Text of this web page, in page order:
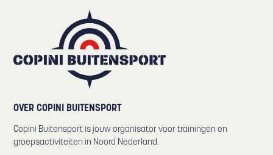
OVER COPINI BUITENSPORT
Copini Buitensport is jouw organisator voor trainingen en
groepsactiviteiten in Noord Nederland.